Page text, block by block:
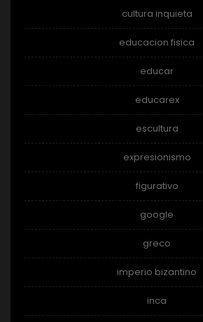
cultura inquieta
educacion fisica
educar
educarex
escultura
expresionismo
figurativo
google
greco
imperio bizantino
inca